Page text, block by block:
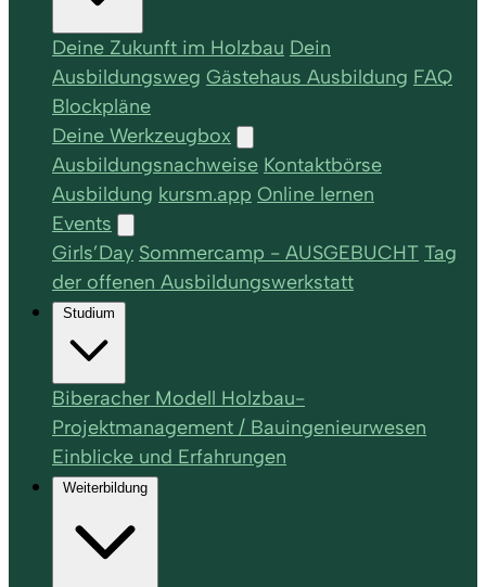
Deine Zukunft im Holzbau Dein
Ausbildungsweg Gästehaus Ausbildung FAQ
Blockpläne
Deine Werkzeugbox
Ausbildungsnachweise Kontaktbörse
Ausbildung kursm.app Online lernen
Events
Girls’Day Sommercamp - AUSGEBUCHT Tag
der offenen Ausbildungswerkstatt
Studium
Biberacher Modell Holzbau-
Projektmanagement / Bauingenieurwesen
Einblicke und Erfahrungen
Weiterbildung